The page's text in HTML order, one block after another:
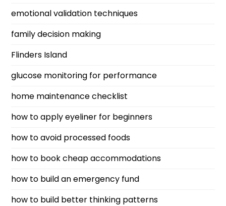
emotional validation techniques
family decision making
Flinders Island
glucose monitoring for performance
home maintenance checklist
how to apply eyeliner for beginners
how to avoid processed foods
how to book cheap accommodations
how to build an emergency fund
how to build better thinking patterns